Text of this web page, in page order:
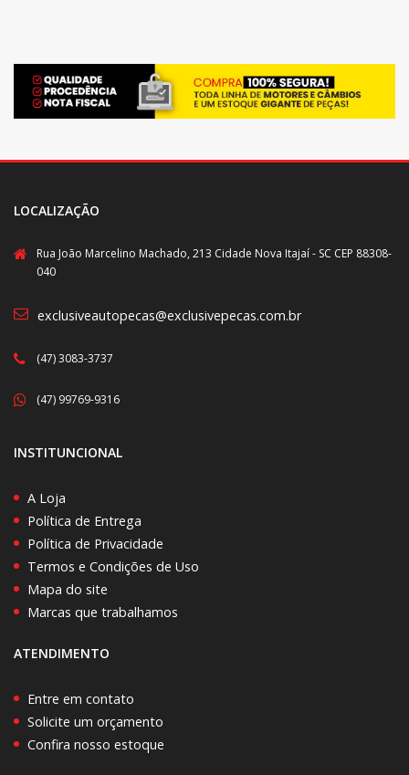
LOCALIZAÇÃO
Rua João Marcelino Machado, 213 Cidade Nova Itajaí - SC CEP 88308-
040
exclusiveautopecas@exclusivepecas.com.br
(47) 3083-3737
(47) 99769-9316
INSTITUNCIONAL
A Loja
Política de Entrega
Política de Privacidade
Termos e Condições de Uso
Mapa do site
Marcas que trabalhamos
ATENDIMENTO
Entre em contato
Solicite um orçamento
Confira nosso estoque